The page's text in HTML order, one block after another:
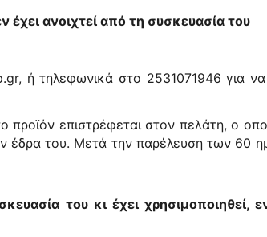
ανοιχτεί από τη συσκευασία του
ή τηλεφωνικά στο 2531071946 για
επιστρέφεται στον πελάτη, ο
του. Μετά την παρέλευση των 60
του κι έχει χρησιμοποιηθεί,